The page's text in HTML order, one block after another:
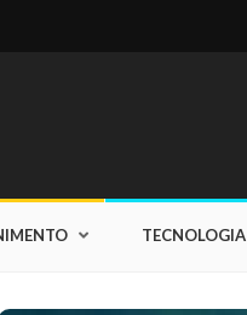
TECNOLOGIA